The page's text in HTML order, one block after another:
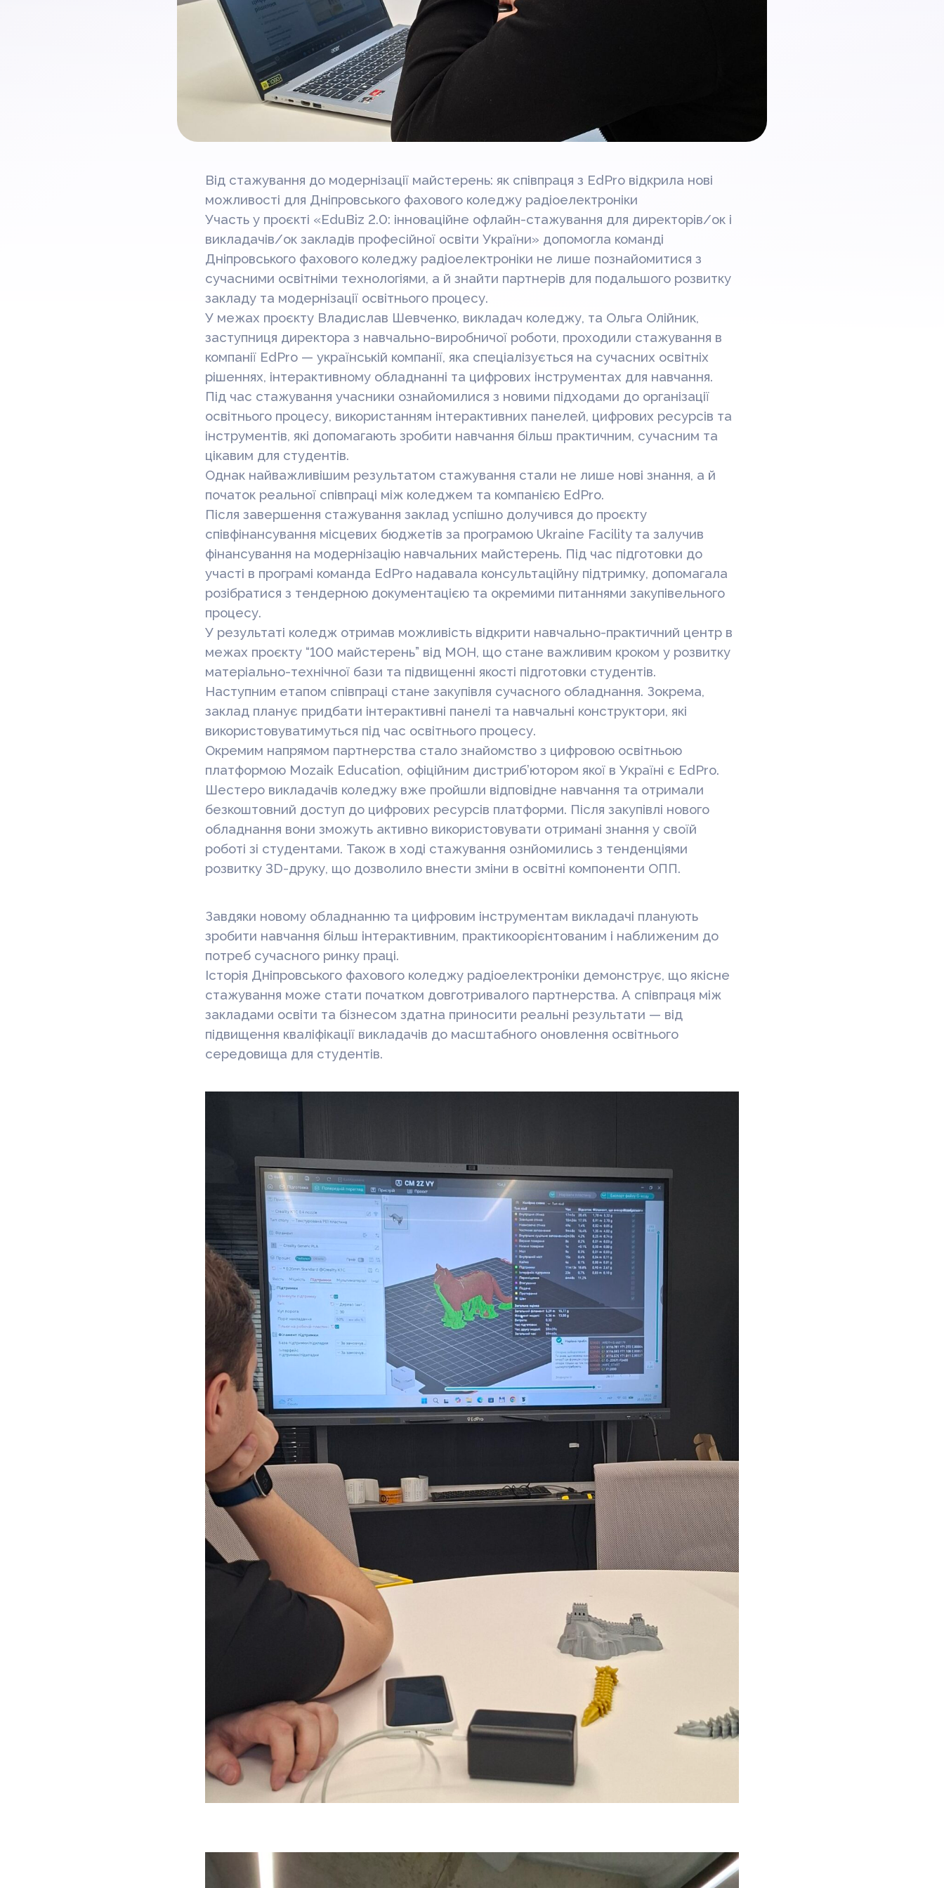
Від стажування до модернізації майстерень: як співпраця з EdPro відкрила нові
можливості для Дніпровського фахового коледжу радіоелектроніки
Участь у проєкті «EduBiz 2.0: інноваційне офлайн-стажування для директорів/ок і
викладачів/ок закладів професійної освіти України» допомогла команді
Дніпровського фахового коледжу радіоелектроніки не лише познайомитися з
сучасними освітніми технологіями, а й знайти партнерів для подальшого розвитку
закладу та модернізації освітнього процесу.
У межах проєкту Владислав Шевченко, викладач коледжу, та Ольга Олійник,
заступниця директора з навчально-виробничої роботи, проходили стажування в
компанії EdPro — українській компанії, яка спеціалізується на сучасних освітніх
рішеннях, інтерактивному обладнанні та цифрових інструментах для навчання.
Під час стажування учасники ознайомилися з новими підходами до організації
освітнього процесу, використанням інтерактивних панелей, цифрових ресурсів та
інструментів, які допомагають зробити навчання більш практичним, сучасним та
цікавим для студентів.
Однак найважливішим результатом стажування стали не лише нові знання, а й
початок реальної співпраці між коледжем та компанією EdPro.
Після завершення стажування заклад успішно долучився до проєкту
співфінансування місцевих бюджетів за програмою Ukraine Facility та залучив
фінансування на модернізацію навчальних майстерень. Під час підготовки до
участі в програмі команда EdPro надавала консультаційну підтримку, допомагала
розібратися з тендерною документацією та окремими питаннями закупівельного
процесу.
У результаті коледж отримав можливість відкрити навчально-практичний центр в
межах проєкту “100 майстерень” від МОН, що стане важливим кроком у розвитку
матеріально-технічної бази та підвищенні якості підготовки студентів.
Наступним етапом співпраці стане закупівля сучасного обладнання. Зокрема,
заклад планує придбати інтерактивні панелі та навчальні конструктори, які
використовуватимуться під час освітнього процесу.
Окремим напрямом партнерства стало знайомство з цифровою освітньою
платформою Mozaik Education, офіційним дистриб’ютором якої в Україні є EdPro.
Шестеро викладачів коледжу вже пройшли відповідне навчання та отримали
безкоштовний доступ до цифрових ресурсів платформи. Після закупівлі нового
обладнання вони зможуть активно використовувати отримані знання у своїй
роботі зі студентами. Також в ході стажування ознйомились з тенденціями
розвитку 3D-друку, що дозволило внести зміни в освітні компоненти ОПП.
Завдяки новому обладнанню та цифровим інструментам викладачі планують
зробити навчання більш інтерактивним, практикоорієнтованим і наближеним до
потреб сучасного ринку праці.
Історія Дніпровського фахового коледжу радіоелектроніки демонструє, що якісне
стажування може стати початком довготривалого партнерства. А співпраця між
закладами освіти та бізнесом здатна приносити реальні результати — від
підвищення кваліфікації викладачів до масштабного оновлення освітнього
середовища для студентів.